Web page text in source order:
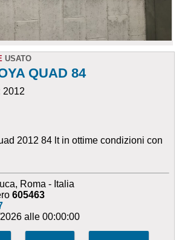
USATO
QUAD 84
2012
2012 84 lt in ottime condizioni con
Roma - Italia
605463
alle 00:00:00